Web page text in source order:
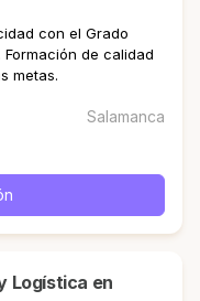
con el Grado
de calidad
metas.
Salamanca